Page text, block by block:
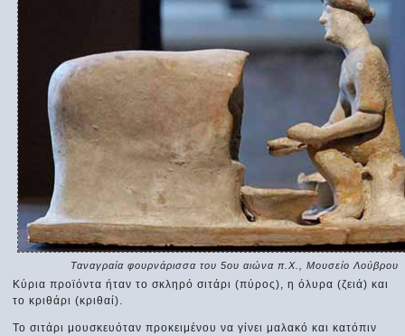
Ταναγραία φουρνάρισσα του 5ου αιώνα π.Χ., Μουσείο Λούβρου
Κύρια προϊόντα ήταν το σκληρό σιτάρι (πύρος), η όλυρα (ζειά) και
το κριθάρι (κριθαί).
Το σιτάρι μουσκευόταν προκειμένου να γίνει μαλακό και κατόπιν